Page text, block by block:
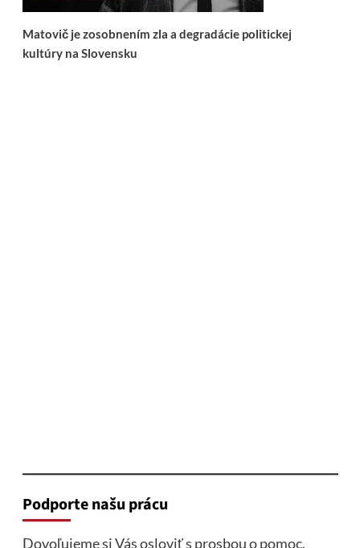
Matovič je zosobnením zla a degradácie politickej
kultúry na Slovensku
Podporte našu prácu
Dovoľujeme si Vás osloviť s prosbou o pomoc.